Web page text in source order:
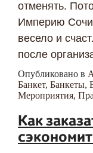
отменять.
Империю Сочи
весело и
после
Опубликовано в
Банкет, Банкеты,
Мероприятия,
Как
Я даю согласие
обращения
данныхи